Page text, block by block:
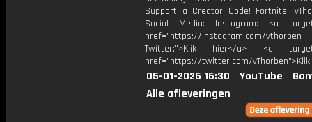
Support a Creator Code! Fortnite:
Social Media: Instagram: <a
href="https://instagram.com/vthorben
Twitter:">Klik hier</a> <a
href="https://twitter.com/
05-01-2026 16:30 YouTube
Alle afleveringen